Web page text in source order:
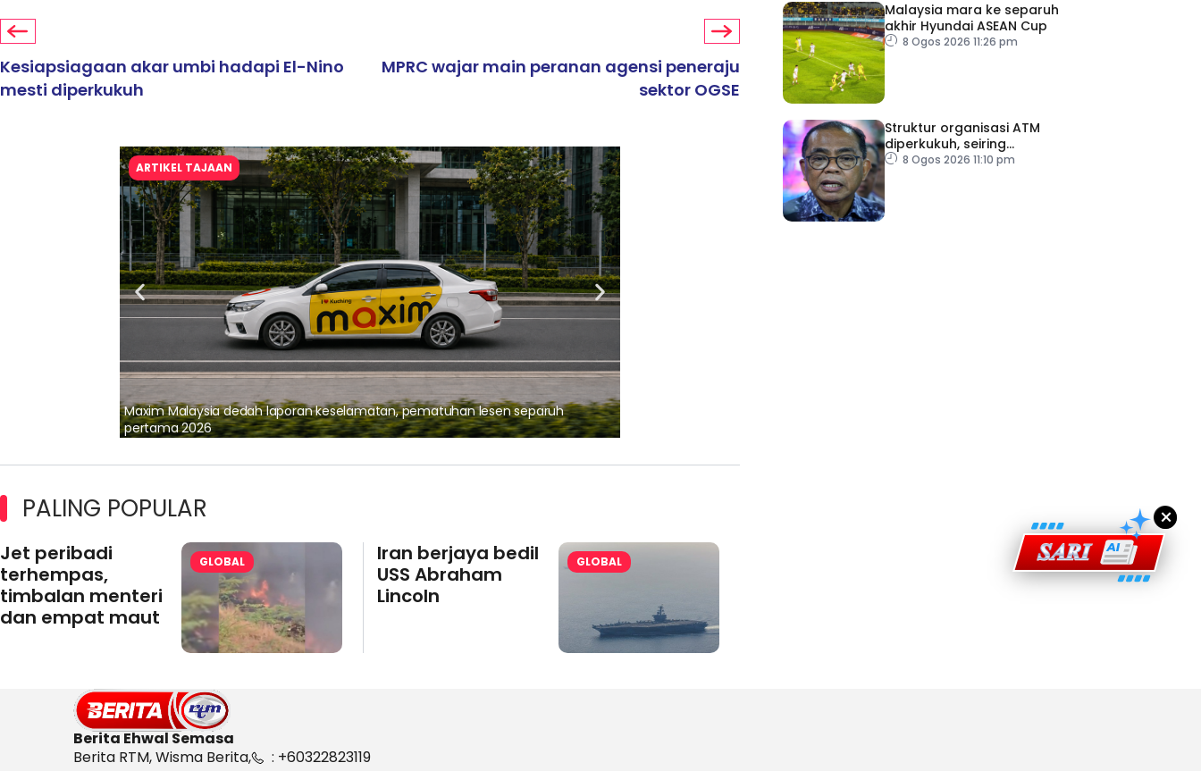
Kesiapsiagaan akar umbi hadapi El-Nino
mesti diperkukuh
MPRC wajar main peranan agensi peneraju
sektor OGSE
ARTIKEL TAJAAN
Maxim Malaysia dedah laporan keselamatan, pematuhan lesen separuh
pertama 2026
PALING POPULAR
Jet peribadi
terhempas,
timbalan menteri
dan empat maut
GLOBAL
Iran berjaya bedil
USS Abraham
Lincoln
GLOBAL
Malaysia mara ke separuh
akhir Hyundai ASEAN Cup
8 Ogos 2026 11:26 pm
Struktur organisasi ATM
diperkukuh, seiring
pemodenan aset
8 Ogos 2026 11:10 pm
×
Berita Ehwal Semasa
Berita RTM, Wisma Berita,
: +60322823119